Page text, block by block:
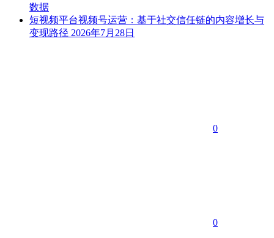
数据
短视频平台视频号运营：基于社交信任链的内容增长与
变现路径 2026年7月28日
0
0